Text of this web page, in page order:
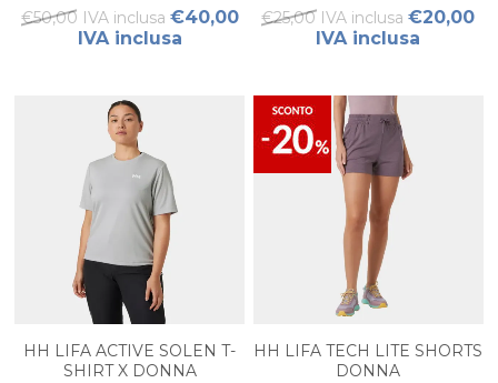
€50,00 IVA inclusa €40,00
IVA inclusa
€25,00 IVA inclusa €20,00
IVA inclusa
HH LIFA ACTIVE SOLEN T-
SHIRT X DONNA
HH LIFA TECH LITE SHORTS
DONNA